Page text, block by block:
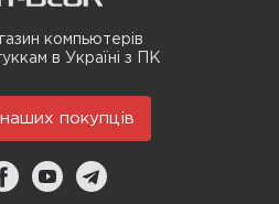
компьютерів
в Україні з ПК
наших покупців